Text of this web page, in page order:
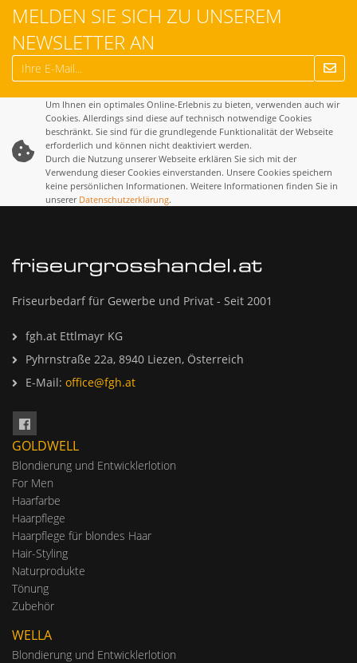
MELDEN SIE SICH ZU UNSEREM
NEWSLETTER AN
Um Ihnen ein optimales Online-Erlebnis zu bieten, verwenden auch wir
Cookies. Allerdings sind diese auf technisch notwendige Cookies
beschränkt. Sie sind für die grundlegende Funktionalität der Webseite
erforderlich und können nicht deaktiviert werden.
Durch die Nutzung unserer Webseite erklären Sie sich mit der
Verwendung dieser Cookies einverstanden. Unsere Cookies speichern
keine persönlichen Informationen. Weitere Informationen finden Sie in
unserer Datenschutzerklärung.
Friseurbedarf für Gewerbe und Privat - Seit 2001
fgh.at Ettlmayr KG
Pyhrnstraße 22a, 8940 Liezen, Österreich
E-Mail: office@fgh.at
GOLDWELL
Blondierung und Entwicklerlotion
For Men
Haarfarbe
Haarpflege
Haarpflege für blondes Haar
Hair-Styling
Naturprodukte
Tönung
Zubehör
WELLA
Blondierung und Entwicklerlotion